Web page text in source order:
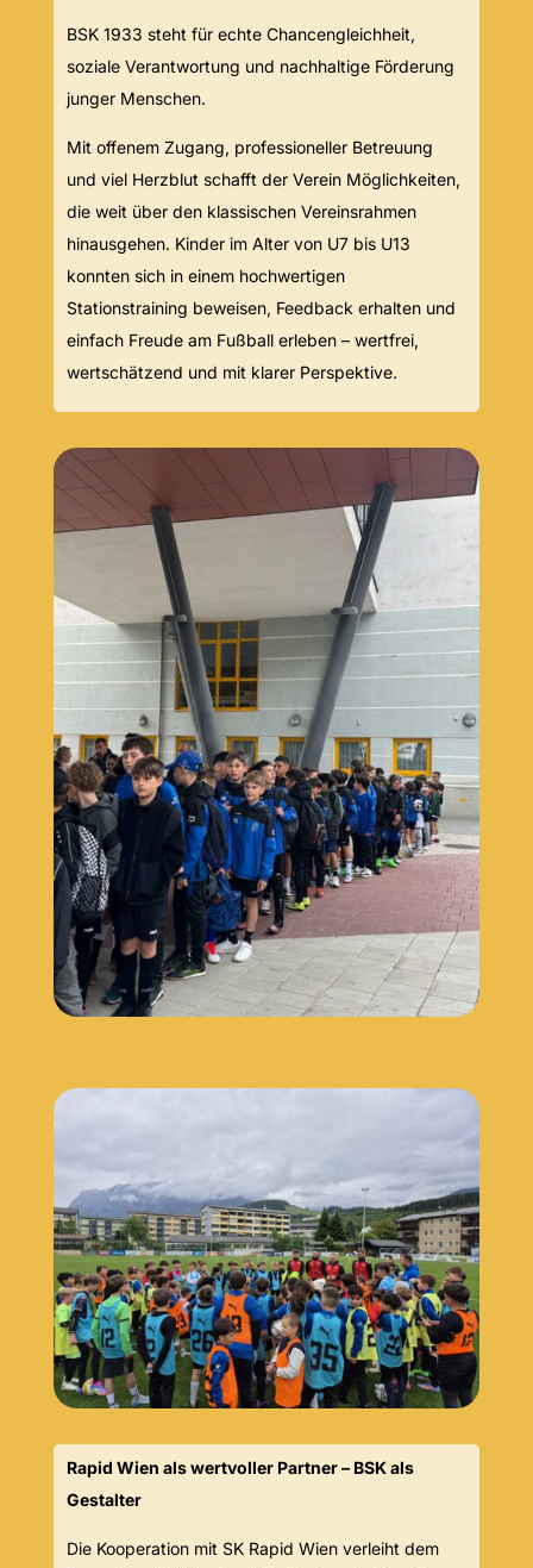
BSK 1933 steht für echte Chancengleichheit,
soziale Verantwortung und nachhaltige Förderung
junger Menschen.
Mit offenem Zugang, professioneller Betreuung
und viel Herzblut schafft der Verein Möglichkeiten,
die weit über den klassischen Vereinsrahmen
hinausgehen. Kinder im Alter von U7 bis U13
konnten sich in einem hochwertigen
Stationstraining beweisen, Feedback erhalten und
einfach Freude am Fußball erleben – wertfrei,
wertschätzend und mit klarer Perspektive.
Rapid Wien als wertvoller Partner – BSK als
Gestalter
Die Kooperation mit SK Rapid Wien verleiht dem